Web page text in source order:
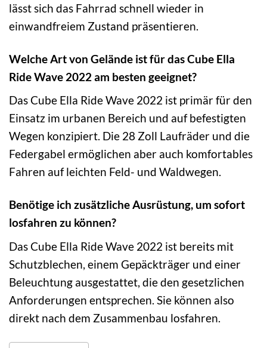
lässt sich das Fahrrad schnell wieder in
einwandfreiem Zustand präsentieren.
Welche Art von Gelände ist für das Cube Ella
Ride Wave 2022 am besten geeignet?
Das Cube Ella Ride Wave 2022 ist primär für den
Einsatz im urbanen Bereich und auf befestigten
Wegen konzipiert. Die 28 Zoll Laufräder und die
Federgabel ermöglichen aber auch komfortables
Fahren auf leichten Feld- und Waldwegen.
Benötige ich zusätzliche Ausrüstung, um sofort
losfahren zu können?
Das Cube Ella Ride Wave 2022 ist bereits mit
Schutzblechen, einem Gepäckträger und einer
Beleuchtung ausgestattet, die den gesetzlichen
Anforderungen entsprechen. Sie können also
direkt nach dem Zusammenbau losfahren.